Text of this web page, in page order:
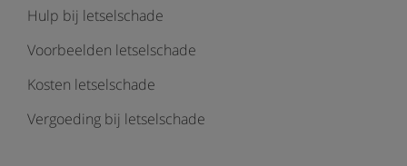
Hulp bij letselschade
Voorbeelden letselschade
Kosten letselschade
Vergoeding bij letselschade